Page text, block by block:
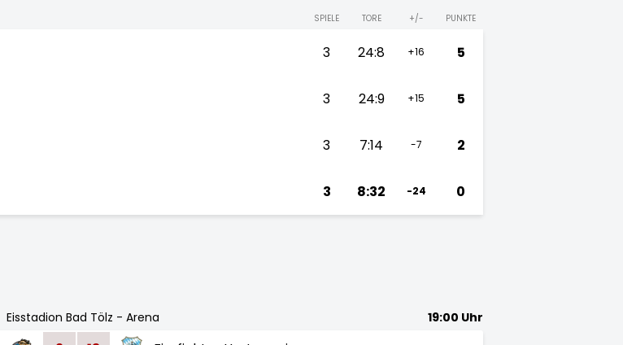
SPIELE TORE +/- PUNKTE
3 24:8 +16 5
3 24:9 +15 5
3 7:14 -7 2
3 8:32 -24 0
Eisstadion Bad Tölz - Arena 19:00 Uhr